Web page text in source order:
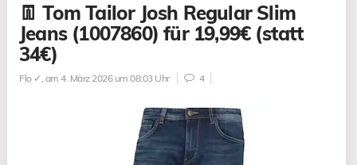
👖 Tom Tailor Josh Regular Slim
Jeans (1007860) für 19,99€ (statt
34€)
Flo ✓ , am 4. März 2026 um 08:03 Uhr 4